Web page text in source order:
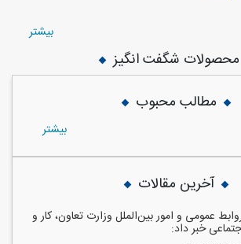
بيشتر
محصولات شگفت انگیز
مطالب محبوب
بيشتر
آخرین مقالات
عمومی و امور بین‌الملل وزارت تعاون، کار و
خبر داد: